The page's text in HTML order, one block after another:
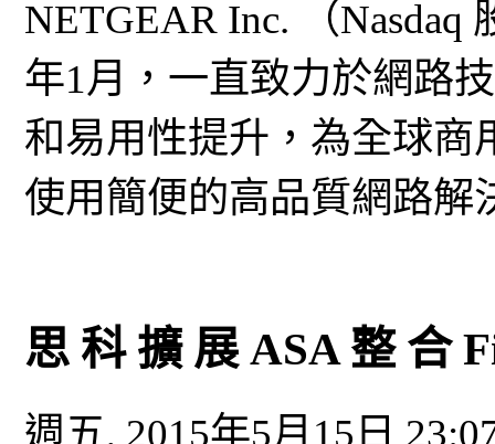
NETGEAR Inc. （Nasdaq
年1月，一直致力於網路
和易用性提升，為全球商
使用簡便的高品質網路解
思 科 擴 展 ASA 整 合
週五, 2015年5月15日